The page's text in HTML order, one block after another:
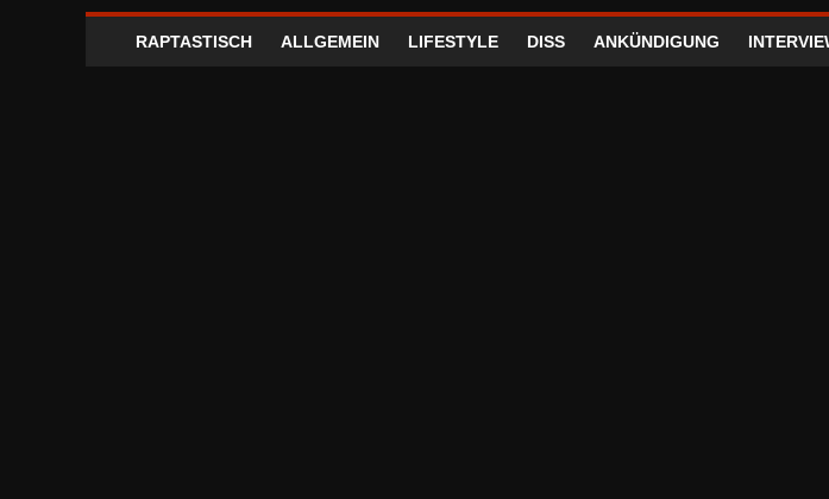
RAPTASTISCH ALLGEMEIN LIFESTYLE DISS ANKÜNDIGUNG